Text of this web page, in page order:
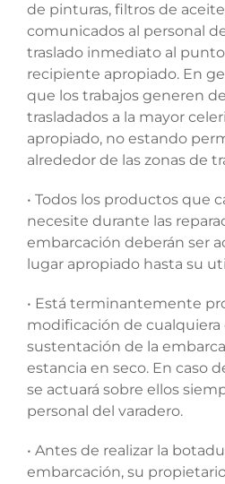
de pinturas, filtros de
comunicados al personal
traslado inmediato al
recipiente apropiado. En
que los trabajos generen
trasladados a la mayor
apropiado, no estando
alrededor de las zonas de
• Todos los productos que
necesite durante las
embarcación deberán ser
lugar apropiado hasta su
• Está terminantemente
modificación de
sustentación de la
estancia en seco. En caso
se actuará sobre ellos
personal del varadero.
• Antes de realizar la
embarcación, su